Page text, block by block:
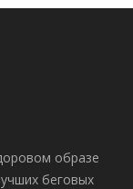
образе
беговых